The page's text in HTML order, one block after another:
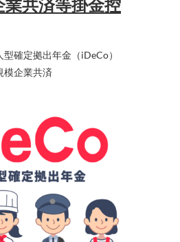
型確定拠出年金（iDeCo）
模企業共済